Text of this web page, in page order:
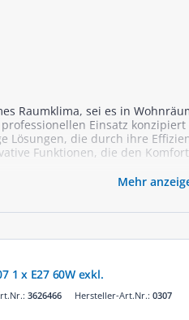
Raumklima, sei es in
Einsatz
Lösungen, die durch ihre
Funktionen, die den
Mehr
1 x E27 60W exkl.
3626466 Hersteller-Art.Nr.: 0307